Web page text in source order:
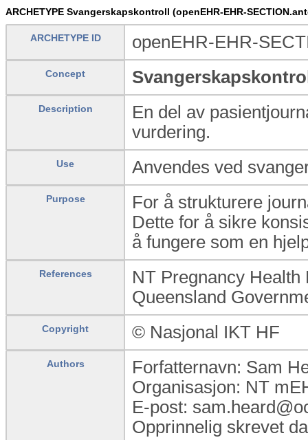
ARCHETYPE Svangerskapskontroll (openEHR-EHR-
ARCHETYPE ID openEHR-EHR-
Concept
Description
En del av
vurdering.
Use Anvendes ved
Purpose
For å strukturere
Dette for å sikre
å fungere som en
References
NT Pregnancy Health
Queensland
Copyright © Nasjonal IKT HF
Authors
Forfatternavn: Sam
Organisasjon: NT
E-post:
Opprinnelig skrevet